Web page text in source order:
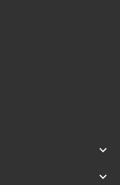
keyboard_arrow_down
keyboard_arrow_down